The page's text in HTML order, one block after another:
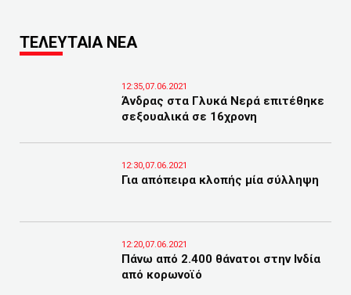
ΤΕΛΕΥΤΑΙΑ ΝΕΑ
12:35,07.06.2021
Άνδρας στα Γλυκά Νερά επιτέθηκε
σεξουαλικά σε 16χρονη
12:30,07.06.2021
Για απόπειρα κλοπής μία σύλληψη
12:20,07.06.2021
Πάνω από 2.400 θάνατοι στην Ινδία
από κορωνοϊό